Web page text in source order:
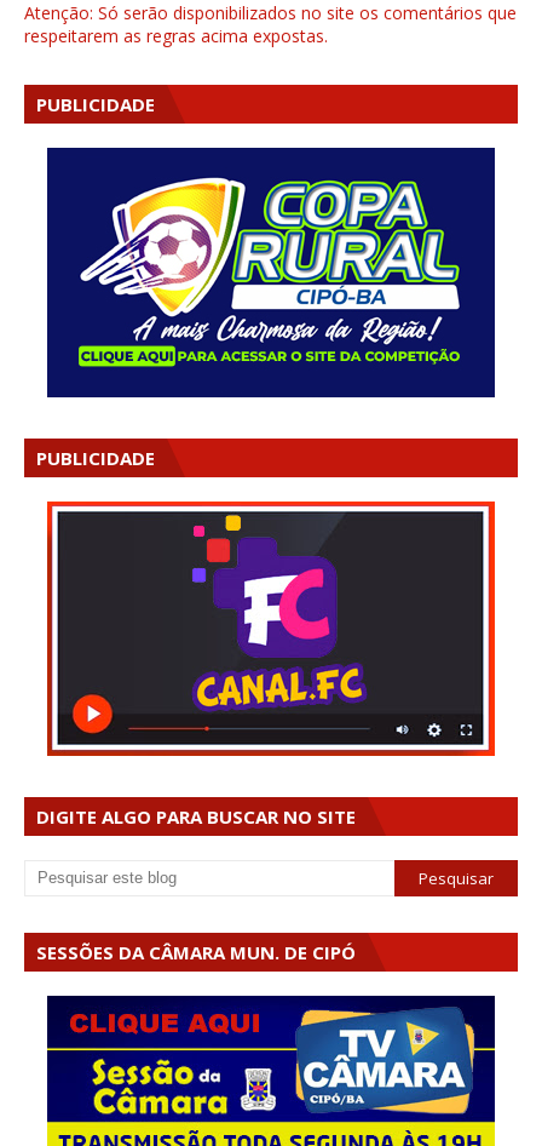
Atenção: Só serão disponibilizados no site os comentários que
respeitarem as regras acima expostas.
PUBLICIDADE
PUBLICIDADE
DIGITE ALGO PARA BUSCAR NO SITE
SESSÕES DA CÂMARA MUN. DE CIPÓ